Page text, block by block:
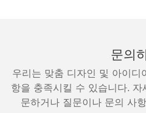
문의
우리는 맞춤 디자인 및 아이
항을 충족시킬 수 있습니다.
문하거나 질문이나 문의 사